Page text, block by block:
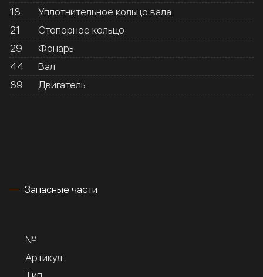
18
Уплотнительное кольцо вала
21
Стопорное кольцо
29
Фонарь
44
Вал
89
Двигатель
Запасные части
№
Артикул